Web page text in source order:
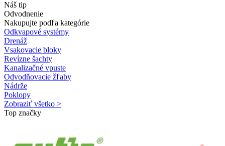
Náš tip
Odvodnenie
Nakupujte podľa kategórie
Odkvapové systémy
Drenáž
Vsakovacie bloky
Revízne šachty
Kanalizačné vpuste
Odvodňovacie žľaby
Nádrže
Poklopy
Zobraziť všetko >
Top značky